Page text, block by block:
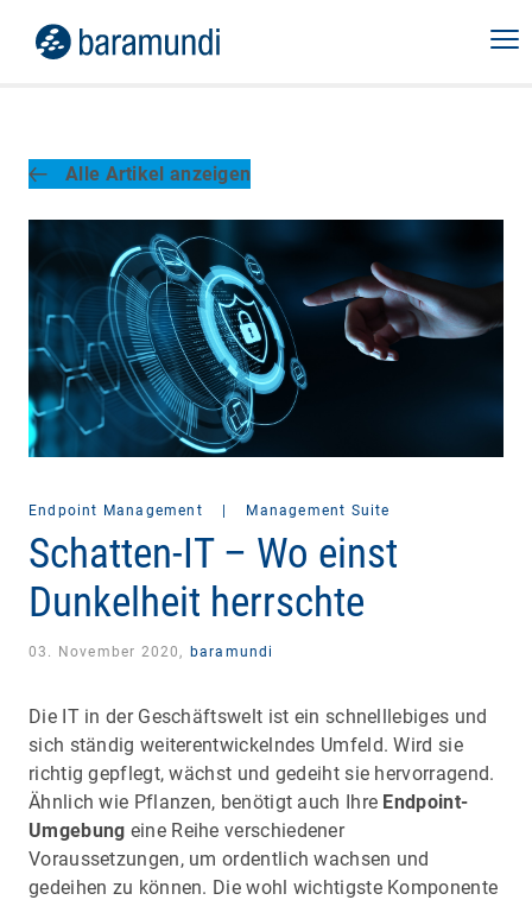
Alle Artikel anzeigen
Endpoint Management | Management Suite
Schatten-IT – Wo einst
Dunkelheit herrschte
03. November 2020, baramundi
Die IT in der Geschäftswelt ist ein schnelllebiges und
sich ständig weiterentwickelndes Umfeld. Wird sie
richtig gepflegt, wächst und gedeiht sie hervorragend.
Ähnlich wie Pflanzen, benötigt auch Ihre Endpoint-
Umgebung eine Reihe verschiedener
Voraussetzungen, um ordentlich wachsen und
gedeihen zu können. Die wohl wichtigste Komponente